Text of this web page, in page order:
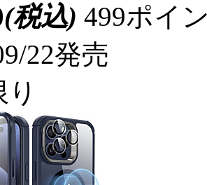
(税込) 499ポイ
22発売